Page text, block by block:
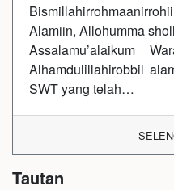
Alamiin, Allohumma
Assalamu’alaikum
Alhamdulillahirobbil
SWT yang telah…
Tautan